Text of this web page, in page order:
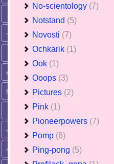
No-scientology (7)
Notstand (5)
Novosti (7)
Ochkarik (1)
Ook (1)
Ooops (3)
Pictures (2)
Pink (1)
Pioneerpowers (7)
Pomp (6)
Ping-pong (5)